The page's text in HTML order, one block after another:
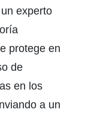
experto
protege en
de
en los
a un